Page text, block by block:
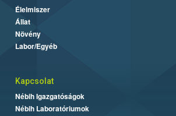
Élelmiszer
Állat
Növény
Labor/Egyéb
Kapcsolat
Nébih Igazgatóságok
Nébih Laboratóriumok